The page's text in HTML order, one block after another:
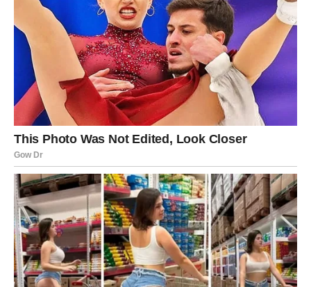
VODOLIJA – PREOKRET U
EMOCIJAMA
Vodolija danas može doživeti neočekivanu promenu u
ljubavi, jer neko iznenada pokazuje emocije koje nisi
očekivao.
Za zauzete – razgovor koji menja odnos.
Za slobodne – iznenadni kontakt.
RIBE – INTUICIJA TE NE VARA
Ribe danas treba da slušaju svoj unutrašnji osećaj, jer on
jasno pokazuje ko je iskren, a ko ne.